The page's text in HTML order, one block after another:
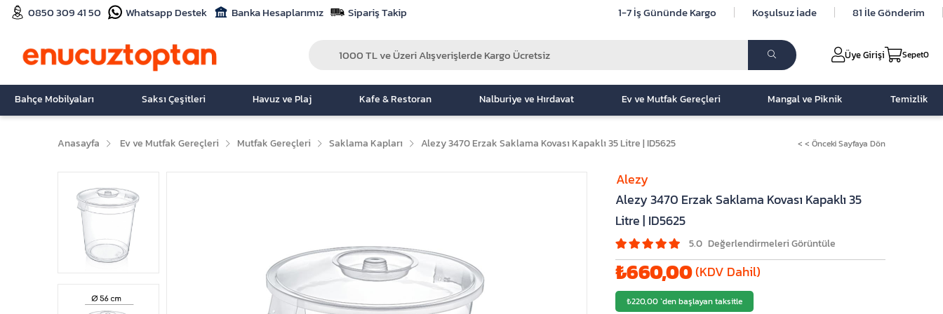
0850 309 41 50 Whatsapp Destek Banka Hesaplarımız Sipariş Takip 1-7 İş Gününde Kargo Koşulsuz İade 81 İle Gönderim
Üye Girişi Sepet0
Bahçe Mobilyaları Saksı Çeşitleri Havuz ve Plaj Kafe & Restoran Nalburiye ve Hırdavat Ev ve Mutfak Gereçleri Mangal ve Piknik Temizlik
Anasayfa Ev ve Mutfak Gereçleri Mutfak Gereçleri Saklama Kapları Alezy 3470 Erzak Saklama Kovası Kapaklı 35 Litre | ID5625 < < Önceki Sayfaya Dön
Alezy 3470 Erzak Saklama Kovası Kapaklı 35
Litre | ID5625
5.0
₺660,00(KDV Dahil)
₺220,00`den başlayan taksitle
Alezy